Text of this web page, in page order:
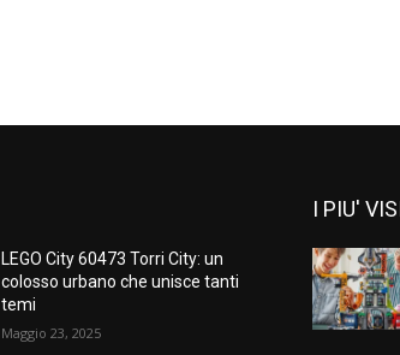
LEGO City 60473 Torri City: un
colosso urbano che unisce tanti
temi
Maggio 23, 2025
I PIU'